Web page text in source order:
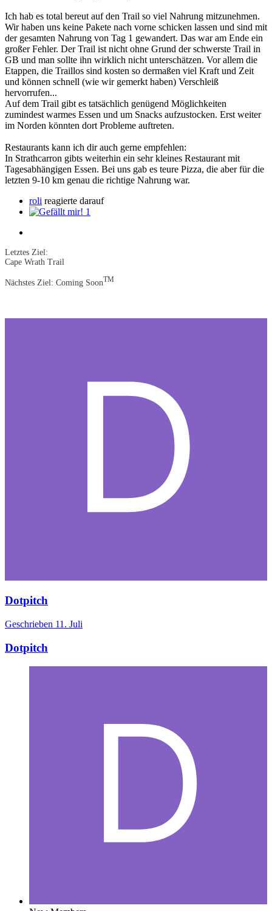
Ich hab es total bereut auf den Trail so viel Nahrung mitzunehmen.
Wir haben uns keine Pakete nach vorne schicken lassen und sind mit
der gesamten Nahrung von Tag 1 gewandert. Das war am Ende ein
großer Fehler. Der Trail ist nicht ohne Grund der schwerste Trail in
GB und man sollte ihn wirklich nicht unterschätzen. Vor allem die
Etappen, die Traillos sind kosten so dermaßen viel Kraft und Zeit
und können schnell (wie wir gemerkt haben) Verschleiß
hervorrufen...
Auf dem Trail gibt es tatsächlich genügend Möglichkeiten
zumindest warmes Essen und um Snacks aufzustocken. Erst weiter
im Norden könnten dort Probleme auftreten.
Restaurants kann ich dir auch gerne empfehlen:
In Strathcarron gibts weiterhin ein sehr kleines Restaurant mit
Tagesabhängigen Essen. Bei uns gab es teure Pizza, die aber für die
letzten 9-10 km genau die richtige Nahrung war.
roli reagierte darauf
1
Letztes Ziel:
Cape Wrath Trail
Nächstes Ziel: Coming SoonTM
Dotpitch
Geschrieben 11. Juli
Dotpitch